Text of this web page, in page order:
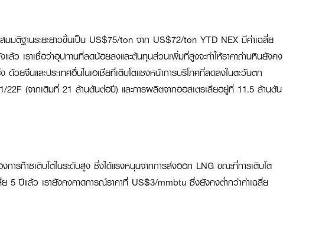
ติฐานระยะยาวขึ้นเป็น US$75/ton จาก US$72/ton YTD NEX มีค่าเฉลี่ย
ว เราเชื่อว่าอุปทานที่ลดน้อยลงและต้นทุนส่วนเพิ่มที่สูงจะทำให้ราคาถ่านหินยังคง
นและประเทศอื่นในเอเชียที่เติบโตแซงหน้าการบริโภคที่ลดลงในตะวันตก
(จากเดิมที่ 21 ล้านตันต่อปี) และการผลิตจากออสเตรเลียอยู่ที่ 11.5 ล้านตัน
รก๊าซเติบโตในระดับสูง ซึ่งได้แรงหนุนจากการส่งออก LNG ขณะที่การเติบโต
5 ปีแล้ว เรายังคงคาดการณ์ราคาที่ US$3/mmbtu ซึ่งยังคงต่ำกว่าค่าเฉลี่ย